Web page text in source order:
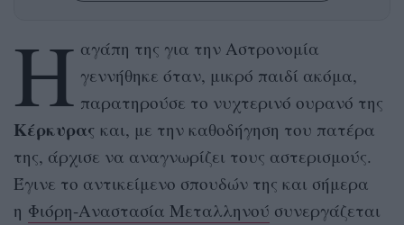
Η αγάπη της για την Αστρονομία
γεννήθηκε όταν, μικρό παιδί ακόμα,
παρατηρούσε το νυχτερινό ουρανό της
Κέρκυρας και, με την καθοδήγηση του πατέρα
της, άρχισε να αναγνωρίζει τους αστερισμούς.
Έγινε το αντικείμενο σπουδών της και σήμερα
η Φιόρη-Αναστασία Μεταλληνού συνεργάζεται